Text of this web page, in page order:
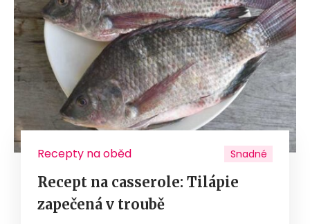
Recepty na oběd Snadné
Recept na casserole: Tilápie
zapečená v troubě